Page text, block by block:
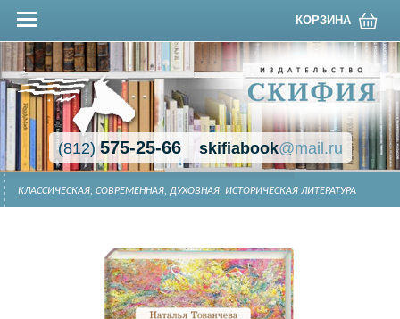
КОРЗИНА
(812)575-25-66 skifiabook@mail.ru
КЛАССИЧЕСКАЯ, СОВРЕМЕННАЯ, ДУХОВНАЯ, ИСТОРИЧЕСКАЯ ЛИТЕРАТУРА